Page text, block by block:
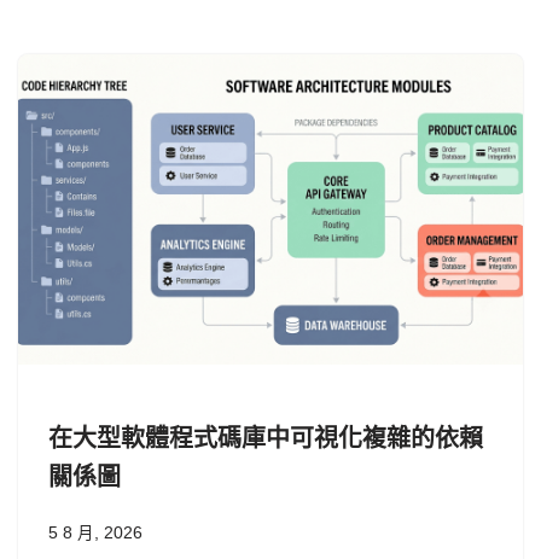
在大型軟體程式碼庫中可視化複雜的依賴
關係圖
5 8 月, 2026